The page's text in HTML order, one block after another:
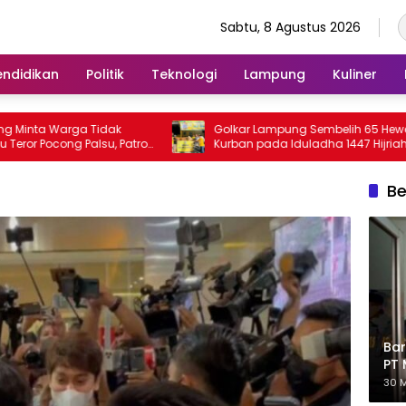
Sabtu, 8 Agustus 2026
Politik Teknologi Lampung Kuliner
Warga Tidak
Palsu, Patroli
Golkar Lampung Sembelih 65 Hewan
Kurban pada Iduladha 1447 Hijriah
PT
30